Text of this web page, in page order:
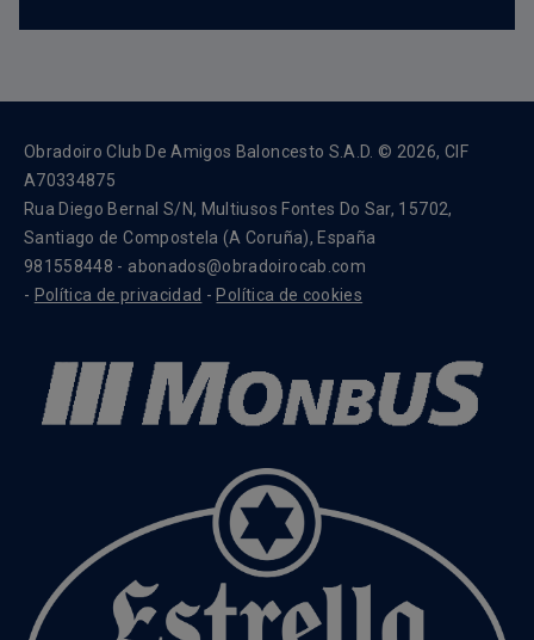
Obradoiro Club De Amigos Baloncesto S.A.D. © 2026, CIF
A70334875
Rua Diego Bernal S/N, Multiusos Fontes Do Sar, 15702,
Santiago de Compostela (A Coruña), España
981558448 - abonados@obradoirocab.com
- Política de privacidad - Política de cookies